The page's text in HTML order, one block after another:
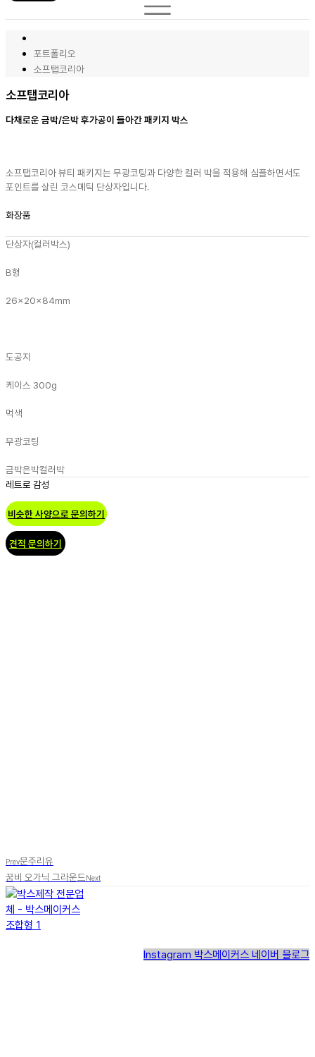
포트폴리오
소프탭코리아
소프탭코리아
다채로운 금박/은박 후가공이 들아간 패키지 박스
소프탭코리아 뷰티 패키지는 무광코팅과 다양한 컬러 박을 적용해 심플하면서도
포인트를 살린 코스메틱 단상자입니다.
화장품
단상자(컬러박스)
B형
26x20x84mm
도공지
케이스 300g
먹색
무광코팅
금박은박컬러박
레트로 감성
비슷한 사양으로 문의하기
견적 문의하기
Prev문주리유
꿈비 오가닉 그라운드 Next
Instagram 박스메이커스 네이버 블로그